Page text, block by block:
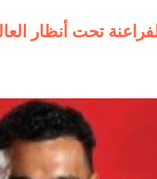
تحت أنظار العالم